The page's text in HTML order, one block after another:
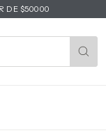
DE $50000